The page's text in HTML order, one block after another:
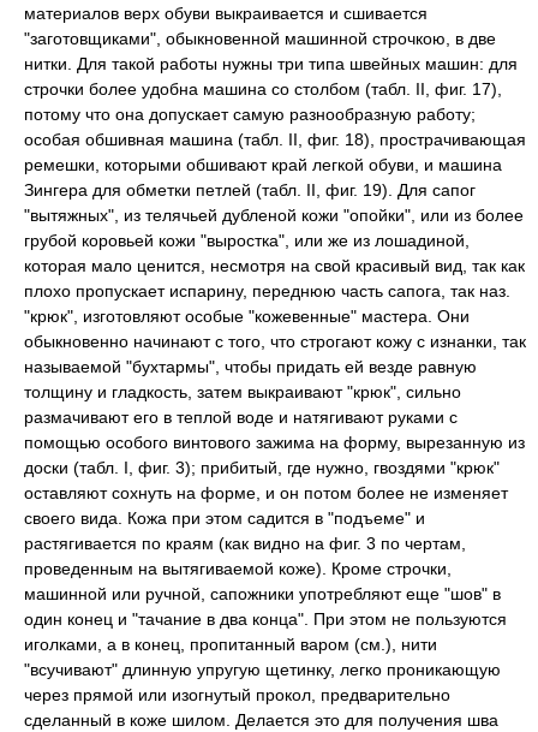
материалов верх обуви выкраивается и сшивается
"заготовщиками", обыкновенной машинной строчкою, в две
нитки. Для такой работы нужны три типа швейных машин: для
строчки более удобна машина со столбом (табл. II, фиг. 17),
потому что она допускает самую разнообразную работу;
особая обшивная машина (табл. II, фиг. 18), прострачивающая
ремешки, которыми обшивают край легкой обуви, и машина
Зингера для обметки петлей (табл. II, фиг. 19). Для сапог
"вытяжных", из телячьей дубленой кожи "опойки", или из более
грубой коровьей кожи "выростка", или же из лошадиной,
которая мало ценится, несмотря на свой красивый вид, так как
плохо пропускает испарину, переднюю часть сапога, так наз.
"крюк", изготовляют особые "кожевенные" мастера. Они
обыкновенно начинают с того, что строгают кожу с изнанки, так
называемой "бухтармы", чтобы придать ей везде равную
толщину и гладкость, затем выкраивают "крюк", сильно
размачивают его в теплой воде и натягивают руками с
помощью особого винтового зажима на форму, вырезанную из
доски (табл. I, фиг. 3); прибитый, где нужно, гвоздями "крюк"
оставляют сохнуть на форме, и он потом более не изменяет
своего вида. Кожа при этом садится в "подъеме" и
растягивается по краям (как видно на фиг. 3 по чертам,
проведенным на вытягиваемой коже). Кроме строчки,
машинной или ручной, сапожники употребляют еще "шов" в
один конец и "тачание в два конца". При этом не пользуются
иголками, а в конец, пропитанный варом (см.), нити
"всучивают" длинную упругую щетинку, легко проникающую
через прямой или изогнутый прокол, предварительно
сделанный в коже шилом. Делается это для получения шва